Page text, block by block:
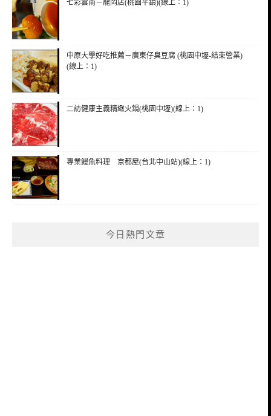
七彩雲南－龍岡店(桃園平鎮)(線上：1)
中原大學好吃推薦－廣東仔臭豆腐 (桃園中壢-結束營業)
(線上：1)
二訪健康主義精緻火鍋(桃園中壢)(線上：1)
專業鰻魚料理 京都屋(台北中山站)(線上：1)
今日熱門文章